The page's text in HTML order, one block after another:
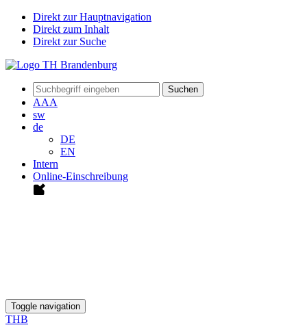
Direkt zur Hauptnavigation
Direkt zum Inhalt
Direkt zur Suche
Suchen
AAA
sw
de
DE
EN
Intern
Online-Einschreibung
Toggle navigation
THB